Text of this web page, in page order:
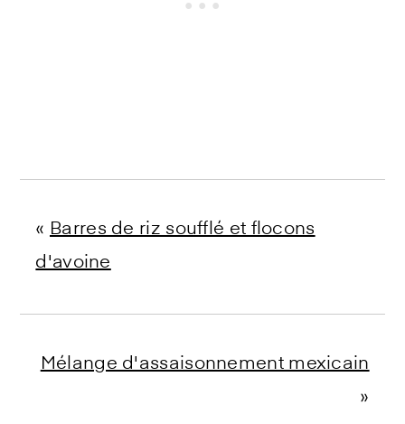
« Barres de riz soufflé et flocons
d'avoine
Mélange d'assaisonnement mexicain
»